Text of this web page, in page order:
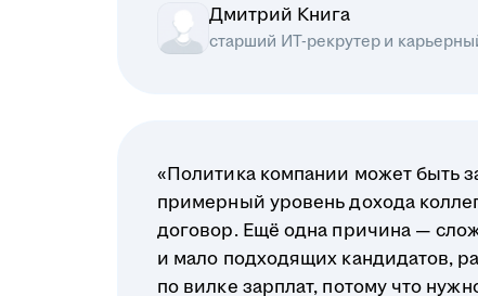
Дмитрий Книга
старший ИТ-рекрутер и
«Политика компании может быть
примерный уровень дохода
договор. Ещё одна причина —
и мало подходящих кандидатов,
по вилке зарплат, потому что